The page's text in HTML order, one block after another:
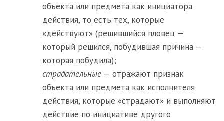
объекта или предмета как инициатора
действия, то есть тех, которые
«действуют» (решившийся пловец —
который решился, побудившая причина —
которая побудила);
страдательные — отражают признак
объекта или предмета как исполнителя
действия, которые «страдают» и выполняют
действие по инициативе другого